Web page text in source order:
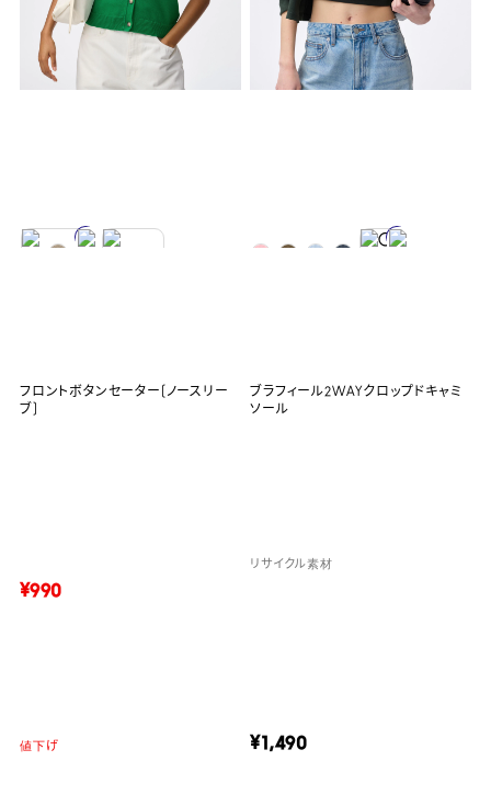
フロントボタンセーター(ノースリー
ブ)
¥990
値下げ
ブラフィール2WAYクロップドキャミ
ソール
リサイクル素材
¥1,490